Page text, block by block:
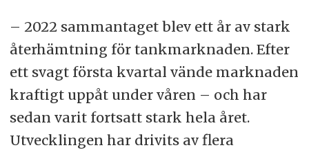
– 2022 sammantaget blev ett år av stark
återhämtning för tankmarknaden. Efter
ett svagt första kvartal vände marknaden
kraftigt uppåt under våren – och har
sedan varit fortsatt stark hela året.
Utvecklingen har drivits av flera